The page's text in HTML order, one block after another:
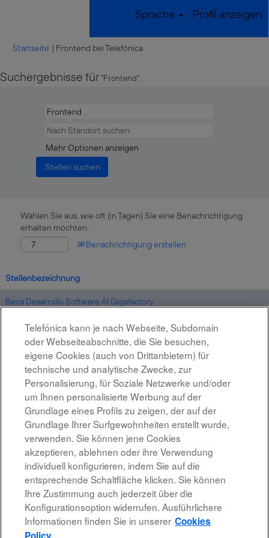
Sprache Profil anzeigen
Startseite | Frontend bei Telefónica(aktuelle
Suchergebnisse für"Frontend".
Mehr Optionen anzeigen
Wählen Sie aus, wie oft (in Tagen) Sie eine Benachrichtigung
erhalten möchten:
Benachrichtigung erstellen
Stellenbezeichnung
Beca Desarrollo Software AI Gigafactory
30.07.2026
Beca Desarrollo Software AI Gigafactory
24.07.2026
Ergebnisse1 – 2
Rechtshinweis
Barrierefreiheit
Telefónica kann je nach Webseite, Subdomain
oder Webseiteabschnitte, die Sie besuchen,
eigene Cookies (auch von Drittanbietern) für
technische und analytische Zwecke, zur
Personalisierung, für Soziale Netzwerke und/oder
um Ihnen personalisierte Werbung auf der
Grundlage eines Profils zu zeigen, der auf der
Grundlage Ihrer Surfgewohnheiten erstellt wurde,
verwenden. Sie können jene Cookies
akzeptieren, ablehnen oder ihre Verwendung
individuell konfigurieren, indem Sie auf die
entsprechende Schaltfläche klicken. Sie können
Ihre Zustimmung auch jederzeit über die
Konfigurationsoption widerrufen. Ausführlichere
Informationen finden Sie in unserer Cookies